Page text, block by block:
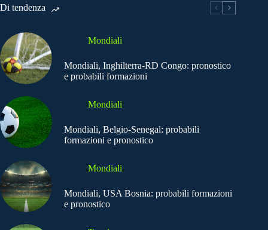
Di tendenza
Mondiali
Mondiali, Inghilterra-RD Congo: pronostico
e probabili formazioni
Mondiali
Mondiali, Belgio-Senegal: probabili
formazioni e pronostico
Mondiali
Mondiali, USA Bosnia: probabili formazioni
e pronostico